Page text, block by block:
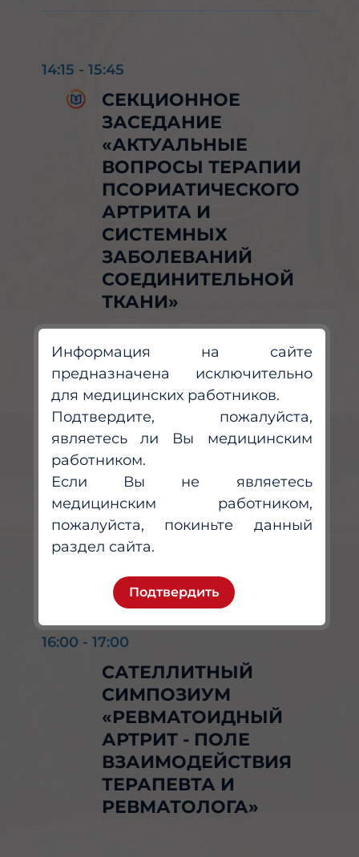
14:15 - 15:45
СЕКЦИОННОЕ
ЗАСЕДАНИЕ
«АКТУАЛЬНЫЕ
ВОПРОСЫ ТЕРАПИИ
ПСОРИАТИЧЕСКОГО
АРТРИТА И
СИСТЕМНЫХ
ЗАБОЛЕВАНИЙ
СОЕДИНИТЕЛЬНОЙ
ТКАНИ»
Грабовецкая Юлия Юрьевна
15:45 - 16:00
ПЕРЕРЫВ
16:00 - 17:00
САТЕЛЛИТНЫЙ
СИМПОЗИУМ
«РЕВМАТОИДНЫЙ
АРТРИТ - ПОЛЕ
ВЗАИМОДЕЙСТВИЯ
ТЕРАПЕВТА И
РЕВМАТОЛОГА»
Информация на сайте
предназначена исключительно
для медицинских работников.
Подтвердите, пожалуйста,
являетесь ли Вы медицинским
работником.
Если Вы не являетесь
медицинским работником,
пожалуйста, покиньте данный
раздел сайта.
Подтвердить